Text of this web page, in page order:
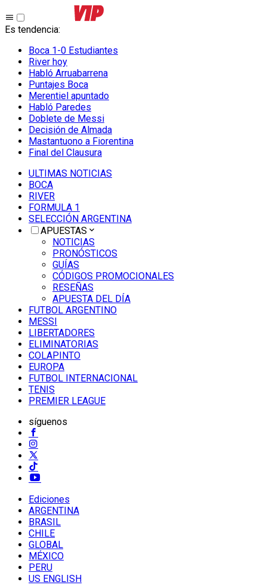
Es tendencia:
Boca 1-0 Estudiantes
River hoy
Habló Arruabarrena
Puntajes Boca
Merentiel apuntado
Habló Paredes
Doblete de Messi
Decisión de Almada
Mastantuono a Fiorentina
Final del Clausura
ULTIMAS NOTICIAS
BOCA
RIVER
FORMULA 1
SELECCIÓN ARGENTINA
APUESTAS
NOTICIAS
PRONÓSTICOS
GUÍAS
CÓDIGOS PROMOCIONALES
RESEÑAS
APUESTA DEL DÍA
FUTBOL ARGENTINO
MESSI
LIBERTADORES
ELIMINATORIAS
COLAPINTO
EUROPA
FUTBOL INTERNACIONAL
TENIS
PREMIER LEAGUE
síguenos
Ediciones
ARGENTINA
BRASIL
CHILE
GLOBAL
MÉXICO
PERU
US ENGLISH